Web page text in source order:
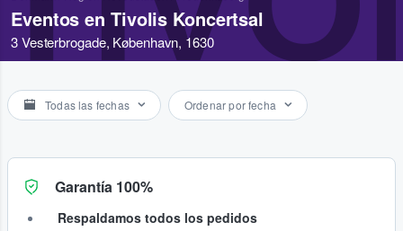
Eventos en Tivolis Koncertsal
3 Vesterbrogade, København, 1630
Todas las fechas Ordenar por fecha
Garantía 100%
Respaldamos todos los pedidos